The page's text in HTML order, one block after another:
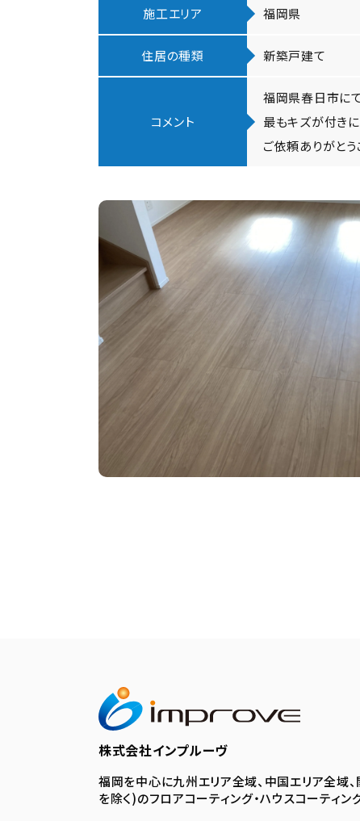
施工エリア 福岡県
住居の種類 新築戸建て
コメント
福岡県春日市に
最もキズが付きに
ご依頼ありがとう
株式会社インプルーヴ
福岡を中心に九州エリア全域、中国エリア全域
を除く)のフロアコーティング・ハウスコーティン